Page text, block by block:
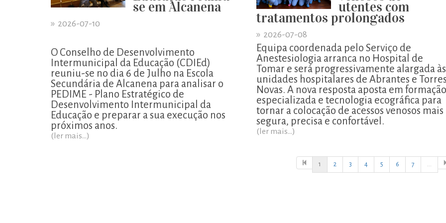
se em Alcanena
» 2026-07-10
O Conselho de Desenvolvimento
Intermunicipal da Educação (CDIEd)
reuniu-se no dia 6 de Julho na Escola
Secundária de Alcanena para analisar o
PEDIME - Plano Estratégico de
Desenvolvimento Intermunicipal da
Educação e preparar a sua execução nos
próximos anos.
(ler mais...)
utentes com
tratamentos prolongados
» 2026-07-08
Equipa coordenada pelo Serviço de
Anestesiologia arranca no Hospital de
Tomar e será progressivamente alargada às
unidades hospitalares de Abrantes e
Novas. A nova resposta aposta em formação
especializada e tecnologia ecográfica para
tornar a colocação de acessos venosos mais
segura, precisa e confortável.
(ler mais...)
1 2 3 4 5 6 7 ...